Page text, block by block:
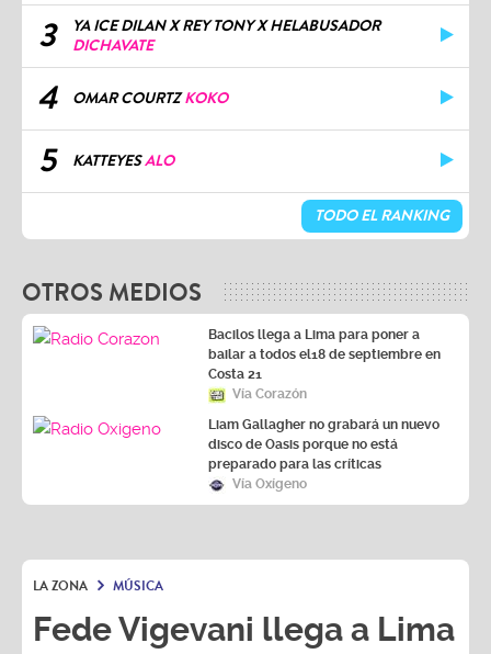
3
YA ICE DILAN X REY TONY X HELABUSADOR
DICHAVATE
4 OMAR COURTZKOKO
5 KATTEYESALO
TODO EL RANKING
OTROS MEDIOS
Bacilos llega a Lima para poner a
bailar a todos el18 de septiembre en
Costa 21
Vía Corazón
Liam Gallagher no grabará un nuevo
disco de Oasis porque no está
preparado para las críticas
Vía Oxígeno
LA ZONA MÚSICA
Fede Vigevani llega a Lima